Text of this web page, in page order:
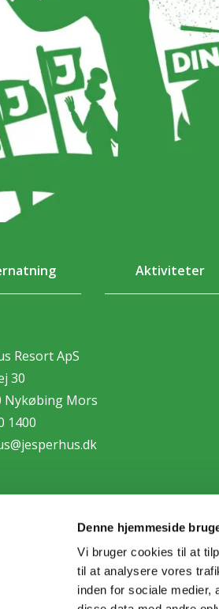
Denne hjemmeside
Vi bruger cookies til at
til at analysere vores
inden for sociale medier,
Aktiviteter
Resort ApS
30
Nykøbing Mors
1400